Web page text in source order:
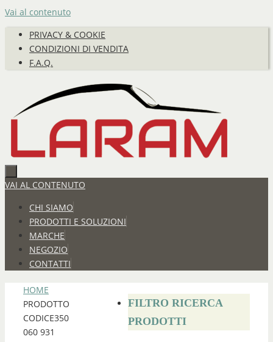
Vai al contenuto
PRIVACY & COOKIE
CONDIZIONI DI VENDITA
F.A.Q.
VAI AL CONTENUTO
CHI SIAMO
PRODOTTI E SOLUZIONI
MARCHE
NEGOZIO
CONTATTI
HOME
PRODOTTO
CODICE350
060 931
FILTRO RICERCA
PRODOTTI